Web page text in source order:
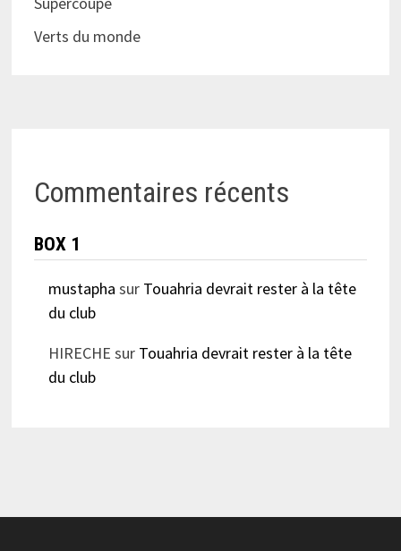
Verts du monde
Commentaires récents
BOX 1
mustapha sur Touahria devrait rester à la tête
du club
HIRECHE sur Touahria devrait rester à la tête
du club